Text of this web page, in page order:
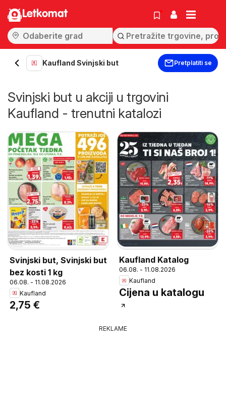
Letkomat
Kaufland Svinjski but Pretplatiti se
Svinjski but u akciji u trgovini
Kaufland - trenutni katalozi
Svinjski but, Svinjski but
bez kosti 1 kg
06.08. - 11.08.2026
Kaufland
2,75 €
Kaufland Katalog
06.08. - 11.08.2026
Kaufland
Cijena u katalogu
REKLAME